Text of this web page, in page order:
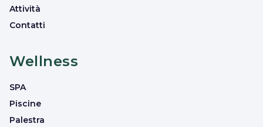
Attività
Contatti
Wellness
SPA
Piscine
Palestra